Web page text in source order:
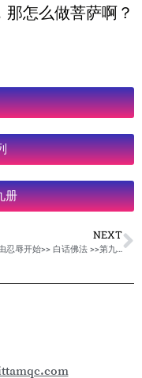
怎么做菩萨啊？
册
NEXT
35. 戒是由忍辱开始>> 白话佛法 >>第九册